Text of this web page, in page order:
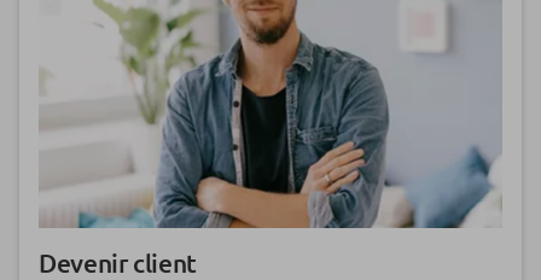
Devenir client